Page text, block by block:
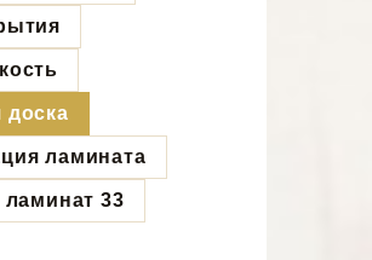
доска
ламината
ламинат 33